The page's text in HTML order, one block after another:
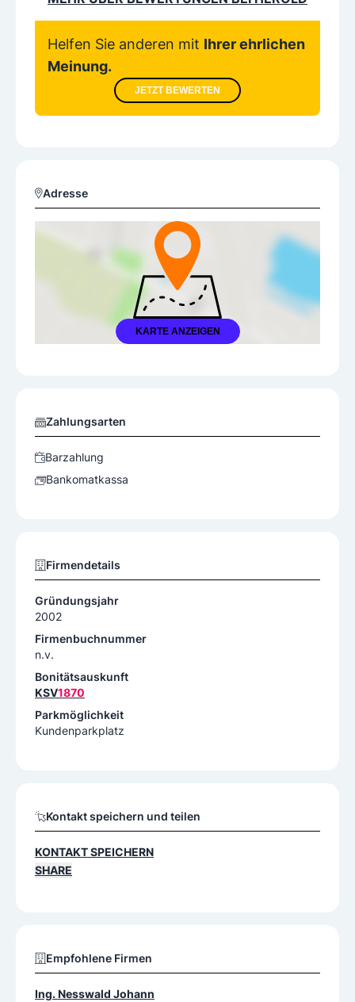
Helfen Sie anderen mit Ihrer ehrlichen
Meinung.
JETZT BEWERTEN
Adresse
KARTE ANZEIGEN
Zahlungsarten
Barzahlung
Bankomatkassa
Firmendetails
Gründungsjahr
2002
Firmenbuchnummer
n.v.
Bonitätsauskunft
KSV1870
Parkmöglichkeit
Kundenparkplatz
Kontakt speichern und teilen
KONTAKT SPEICHERN
SHARE
Empfohlene Firmen
Ing. Nesswald Johann